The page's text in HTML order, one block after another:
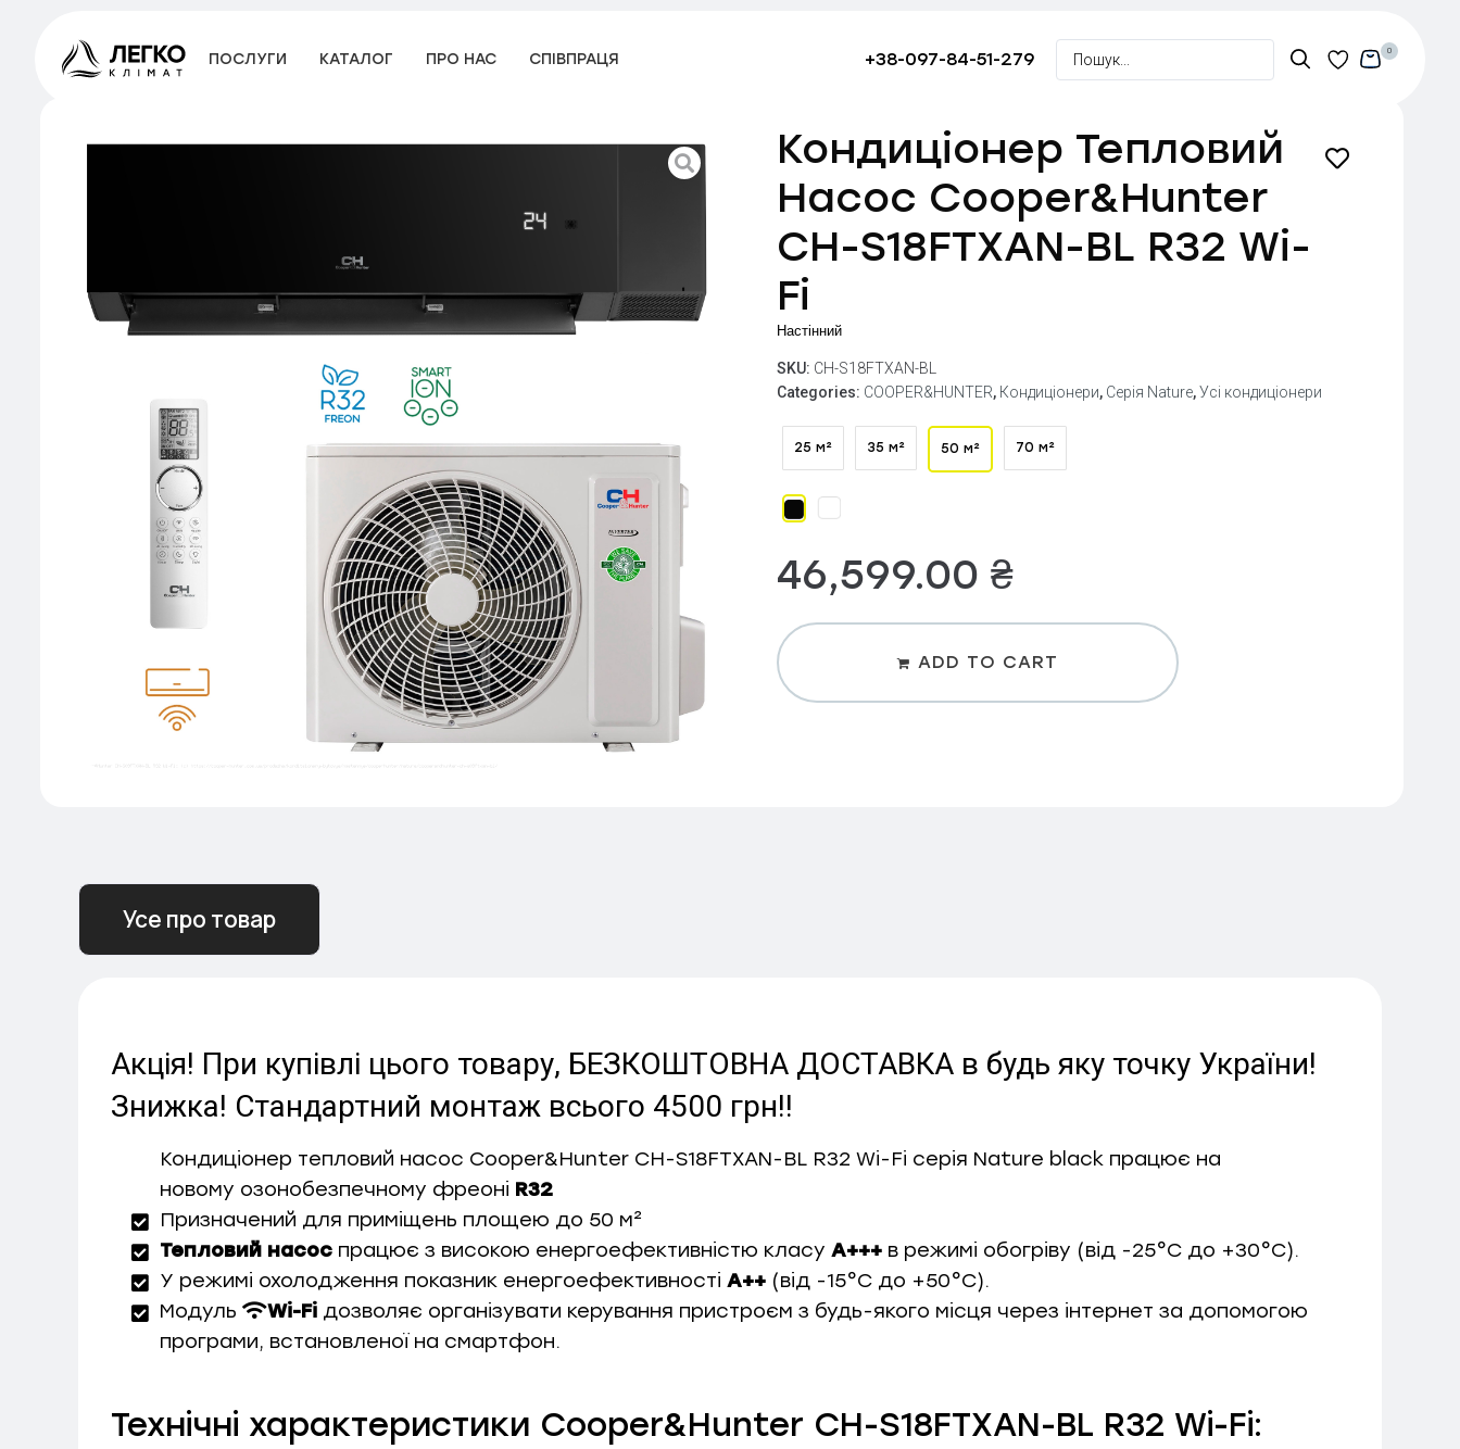
ПОСЛУГИ КАТАЛОГ ПРО НАС СПІВПРАЦЯ +38-097-84-51-279 0
Кондиціонер Тепловий
Насос Cooper&Hunter
CH-S18FTXAN-BL R32 Wi-
Fi
Настінний
SKU: CH-S18FTXAN-BL
Categories: COOPER&HUNTER, Кондиціонери, Серія Nature,Усі кондиціонери
25 м² 35 м² 50 м² 70 м²
46,599.00 ₴
ADD TO CART
Усе про товар
Акція! При купівлі цього товару, БЕЗКОШТОВНА ДОСТАВКА в будь яку точку України!
Знижка! Стандартний монтаж всього 4500 грн!!
Кондиціонер тепловий насос Cooper&Hunter CH-S18FTXAN-BL R32 Wi-Fi серія Nature black працює на
новому озонобезпечному фреоні R32
Призначений для приміщень площею до 50 м²
Тепловий насос працює з високою енергоефективністю класу A+++ в режимі обогріву (від -25°С до +30°С).
У режимі охолодження показник енергоефективності A++ (від -15°С до +50°С).
Модуль
Wi-Fi дозволяє організувати керування пристроєм з будь-якого місця через інтернет за допомогою
програми, встановленої на смартфон.
Технічні характеристики Cooper&Hunter CH-S18FTXAN-BL R32 Wi-Fi: